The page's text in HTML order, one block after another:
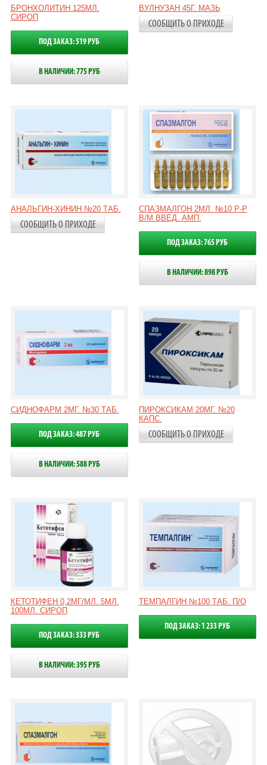
БРОНХОЛИТИН 125МЛ.
СИРОП
ПОД ЗАКАЗ: 519 РУБ
В НАЛИЧИИ: 775 РУБ
ВУЛНУЗАН 45Г. МАЗЬ
СООБЩИТЬ О ПРИХОДЕ
АНАЛЬГИН-ХИНИН №20 ТАБ.
СООБЩИТЬ О ПРИХОДЕ
СПАЗМАЛГОН 2МЛ. №10 Р-Р
В/М ВВЕД. АМП.
ПОД ЗАКАЗ: 765 РУБ
В НАЛИЧИИ: 898 РУБ
СИДНОФАРМ 2МГ. №30 ТАБ.
ПОД ЗАКАЗ: 487 РУБ
В НАЛИЧИИ: 588 РУБ
ПИРОКСИКАМ 20МГ. №20
КАПС.
СООБЩИТЬ О ПРИХОДЕ
КЕТОТИФЕН 0,2МГ/МЛ. 5МЛ.
100МЛ. СИРОП
ПОД ЗАКАЗ: 333 РУБ
В НАЛИЧИИ: 395 РУБ
ТЕМПАЛГИН №100 ТАБ. П/О
ПОД ЗАКАЗ: 1 233 РУБ